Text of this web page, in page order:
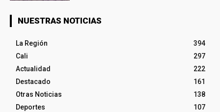
NUESTRAS NOTICIAS
La Región
394
Cali
297
Actualidad
222
Destacado
161
Otras Noticias
138
Deportes
107